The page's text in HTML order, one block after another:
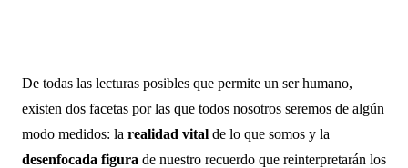
De todas las lecturas posibles que permite un ser humano,
existen dos facetas por las que todos nosotros seremos de algún
modo medidos: la realidad vital
desenfocada figura de nuestro recuerdo que reinterpretarán los